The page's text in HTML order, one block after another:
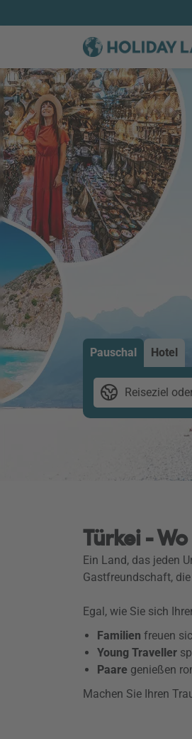
Pauschal Hotel
Reiseziel
Türkei -
Ein Land, das jeden
Gastfreundschaft,
Egal, wie Sie sich
Familien freuen
Young Traveller
Paare genießen
Machen Sie Ihren